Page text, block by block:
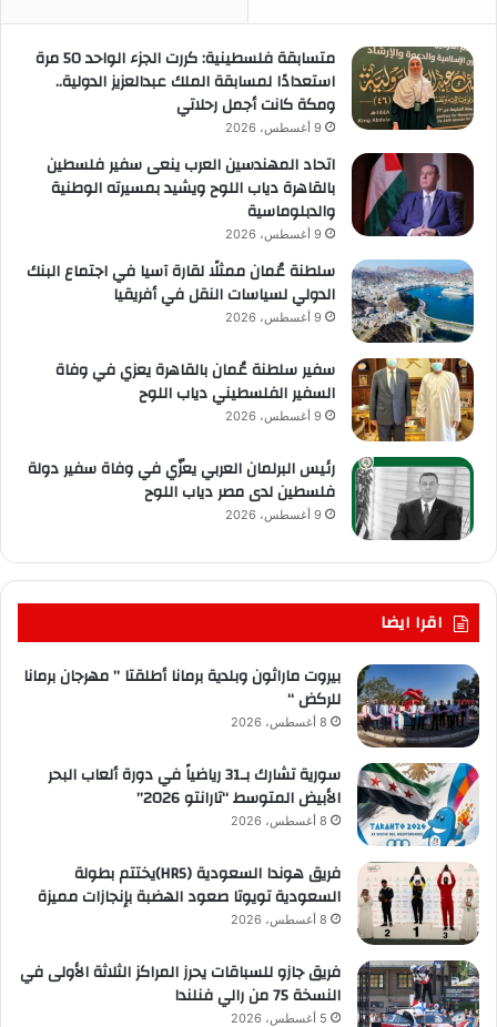
متسابقة فلسطينية: كررت الجزء الواحد 50 مرة
استعدادًا لمسابقة الملك عبدالعزيز الدولية..
ومكة كانت أجمل رحلاتي
9 أغسطس، 2026
اتحاد المهندسين العرب ينعى سفير فلسطين
بالقاهرة دياب اللوح ويشيد بمسيرته الوطنية
والدبلوماسية
9 أغسطس، 2026
سلطنة عُمان ممثلًا لقارة آسيا في اجتماع البنك
الدولي لسياسات النقل في أفريقيا
9 أغسطس، 2026
سفير سلطنة عُمان بالقاهرة يعزي في وفاة
السفير الفلسطيني دياب اللوح
9 أغسطس، 2026
رئيس البرلمان العربي يعزّي في وفاة سفير دولة
فلسطين لدى مصر دياب اللوح
9 أغسطس، 2026
اقرا ايضا
بيروت ماراثون وبلدية برمانا أطلقتا ” مهرجان برمانا
للركض “
8 أغسطس، 2026
سورية تشارك بـ31 رياضياً في دورة ألعاب البحر
الأبيض المتوسط “تارانتو 2026”
8 أغسطس، 2026
فريق هوندا السعودية (HRS)يختتم بطولة
السعودية تويوتا صعود الهضبة بإنجازات مميزة
8 أغسطس، 2026
فريق جازو للسباقات يحرز المراكز الثلاثة الأولى في
النسخة 75 من رالي فنلندا
5 أغسطس، 2026